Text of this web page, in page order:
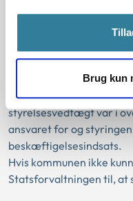
Brug kun
17-12-2009
Statsforvaltningen Midtjylland
Styrelsesvedtægt
Statsforvaltningen
at bekræfte, at en
styrelsesvedtægt var i
ansvaret for og
beskæftigelsesindsats.
Hvis kommunen ikke
Statsforvaltningen til,